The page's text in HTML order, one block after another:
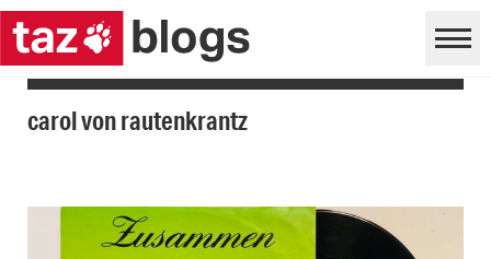
carol von rautenkrantz